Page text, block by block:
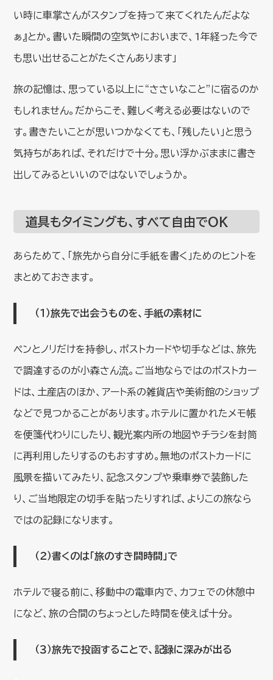
い時に車掌さんがスタンプを持って来てくれたんだよな
ぁ』とか。書いた瞬間の空気やにおいまで、1年経った今で
も思い出せることがたくさんあります」
旅の記憶は、思っている以上に“ささいなこと”に宿るのか
もしれません。だからこそ、難しく考える必要はないので
す。書きたいことが思いつかなくても、「残したい」と思う
気持ちがあれば、それだけで十分。思い浮かぶままに書き
出してみるといいのではないでしょうか。
道具もタイミングも、すべて自由でOK
あらためて、「旅先から自分に手紙を書く」ためのヒントを
まとめておきます。
（１）旅先で出会うものを、手紙の素材に
ペンとノリだけを持参し、ポストカードや切手などは、旅先
で調達するのが小森さん流。ご当地ならではのポストカー
ドは、土産店のほか、アート系の雑貨店や美術館のショップ
などで見つかることがあります。ホテルに置かれたメモ帳
を便箋代わりにしたり、観光案内所の地図やチラシを封筒
に再利用したりするのもおすすめ。無地のポストカードに
風景を描いてみたり、記念スタンプや乗車券で装飾した
り、ご当地限定の切手を貼ったりすれば、よりこの旅なら
ではの記録になります。
（２）書くのは「旅のすき間時間」で
ホテルで寝る前に、移動中の電車内で、カフェでの休憩中
になど、旅の合間のちょっとした時間を使えば十分。
（３）旅先で投函することで、記録に深みが出る